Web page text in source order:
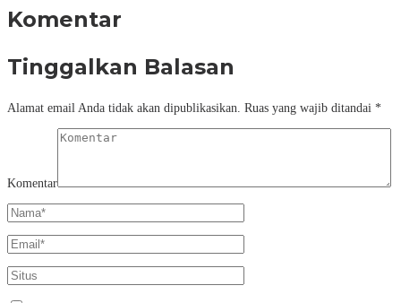
Komentar
Tinggalkan Balasan
Alamat email Anda tidak akan dipublikasikan. Ruas yang wajib ditandai *
Komentar